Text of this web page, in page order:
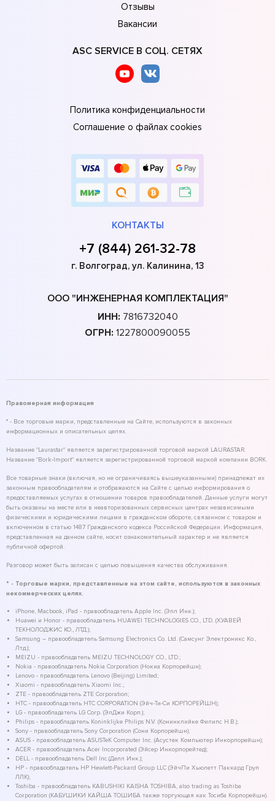
Отзывы
Вакансии
ASC SERVICE В СОЦ. СЕТЯХ
Политика конфиденциальности
Соглашение о файлах cookies
КОНТАКТЫ
+7 (844) 261-32-78
г. Волгоград, ул. Калинина, 13
ООО "ИНЖЕНЕРНАЯ КОМПЛЕКТАЦИЯ"
ИНН: 7816732040
ОГРН: 1227800090055
Правомерная информация
* - Все торговые марки, представленные на Сайте, используются в законных
информационных и описательных целях.
Название "Laurastar" является зарегистрированной торговой маркой LAURASTAR.
Название "Bork-Import" является зарегистрированной торговой маркой компании BORK.
Все товарные знаки (включая, но не ограничиваясь вышеуказанными) принадлежат их
законным правообладателям и отображаются на Сайте с целью информирования о
предоставляемых услугах в отношении товаров правообладателей. Данные услуги могут
быть оказаны на месте или в неавторизованных сервисных центрах независимыми
физическими и юридическими лицами в гражданском обороте, связанном с товаром и
включенном в статью 1487 Гражданского кодекса Российской Федерации. Информация,
представленная на данном сайте, носит ознакомительный характер и не является
публичной офертой.
Разговор может быть записан с целью повышения качества обслуживания.
* - Торговые марки, представленные на этом сайте, используются в законных
некоммерческих целях.
iPhone, Macbook, iPad - правообладатель Apple Inc. (Эпл Инк.);
Huawei и Honor - правообладатель HUAWEI TECHNOLOGIES CO., LTD. (ХУАВЕЙ
ТЕКНОЛОДЖИС КО., ЛТД.);
Samsung – правообладатель Samsung Electronics Co. Ltd. (Самсунг Электроникс Ко.,
Лтд.);
MEIZU - правообладатель MEIZU TECHNOLOGY CO., LTD.;
Nokia - правообладатель Nokia Corporation (Нокиа Корпорейшн);
Lenovo - правообладатель Lenovo (Beijing) Limited;
Xiaomi - правообладатель Xiaomi Inc.;
ZTE - правообладатель ZTE Corporation;
HTC - правообладатель HTC CORPORATION (Эйч-Ти-Си КОРПОРЕЙШН);
LG - правообладатель LG Corp. (ЭлДжи Корп.);
Philips - правообладатель Koninklijke Philips N.V. (Конинклийке Филипс Н.В.);
Sony - правообладатель Sony Corporation (Сони Корпорейшн);
ASUS - правообладатель ASUSTeK Computer Inc. (Асустек Компьютер Инкорпорейшн);
ACER - правообладатель Acer Incorporated (Эйсер Инкорпорейтед);
DELL - правообладатель Dell Inc.(Делл Инк.);
HP - правообладатель HP Hewlett-Packard Group LLC (ЭйчПи Хьюлетт Паккард Груп
ЛЛК);
Toshiba - правообладатель KABUSHIKI KAISHA TOSHIBA, also trading as Toshiba
Corporation (КАБУШИКИ КАЙША ТОШИБА также торгующая как Тосиба Корпорейшн).